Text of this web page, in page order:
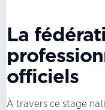
La
officiels
À travers ce stage